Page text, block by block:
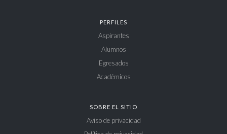
PERFILES
Aspirantes
Alumnos
Egresados
Académicos
SOBRE EL SITIO
Aviso de privacidad